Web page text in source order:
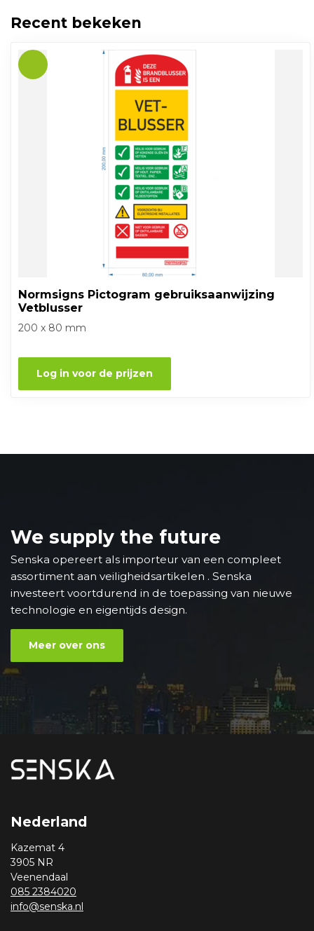
Recent bekeken
Normsigns Pictogram gebruiksaanwijzing
Vetblusser
200 x 80 mm
Log in voor de prijzen
We supply the future
Senska opereert als importeur van een compleet
assortiment aan veiligheidsartikelen . Senska
investeert voortdurend in de toepassing van nieuwe
technologie en eigentijds design.
Meer over ons
Nederland
Kazemat 4
3905 NR
Veenendaal
085 2384020
info@senska.nl